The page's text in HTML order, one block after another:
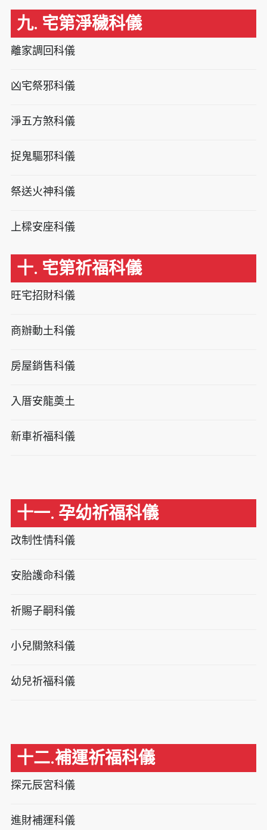
九. 宅第淨穢科儀
離家調回科儀
凶宅祭邪科儀
淨五方煞科儀
捉鬼驅邪科儀
祭送火神科儀
上樑安座科儀
十. 宅第祈福科儀
旺宅招財科儀
商辦動土科儀
房屋銷售科儀
入厝安龍奠土
新車祈福科儀
十一. 孕幼祈福科儀
改制性情科儀
安胎護命科儀
祈賜子嗣科儀
小兒關煞科儀
幼兒祈福科儀
十二.補運祈福科儀
探元辰宮科儀
進財補運科儀